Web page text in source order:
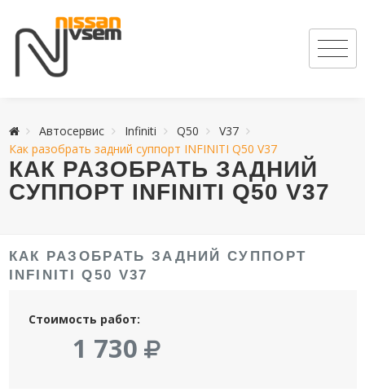
Автосервис Infiniti Q50
V37
Как разобрать задний суппорт INFINITI Q50 V37
КАК РАЗОБРАТЬ ЗАДНИЙ
СУППОРТ INFINITI Q50 V37
КАК РАЗОБРАТЬ ЗАДНИЙ СУППОРТ
INFINITI Q50 V37
Стоимость работ:
1 730